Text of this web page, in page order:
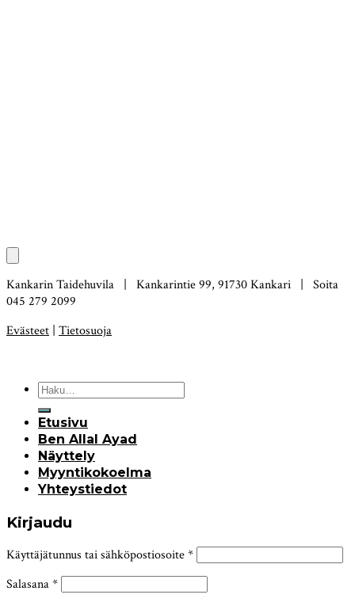
Kankarin Taidehuvila | Kankarintie 99, 91730 Kankari | Soita
045 279 2099
Evästeet | Tietosuoja
Etusivu
Ben Allal Ayad
Näyttely
Myyntikokoelma
Yhteystiedot
Kirjaudu
Käyttäjätunnus tai sähköpostiosoite*
Salasana*